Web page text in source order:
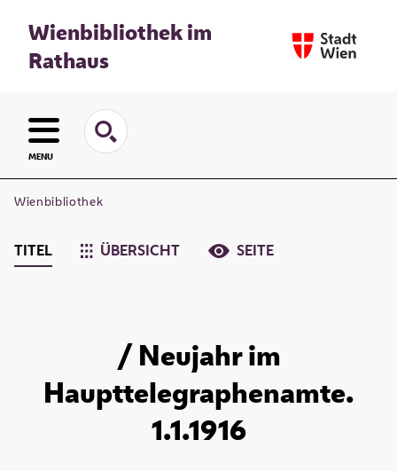
Wienbibliothek im
Rathaus
MENU
Wienbibliothek
TITEL ÜBERSICHT SEITE
/ Neujahr im
Haupttelegraphenamte.
1.1.1916